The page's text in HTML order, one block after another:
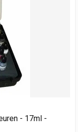
- 17ml -